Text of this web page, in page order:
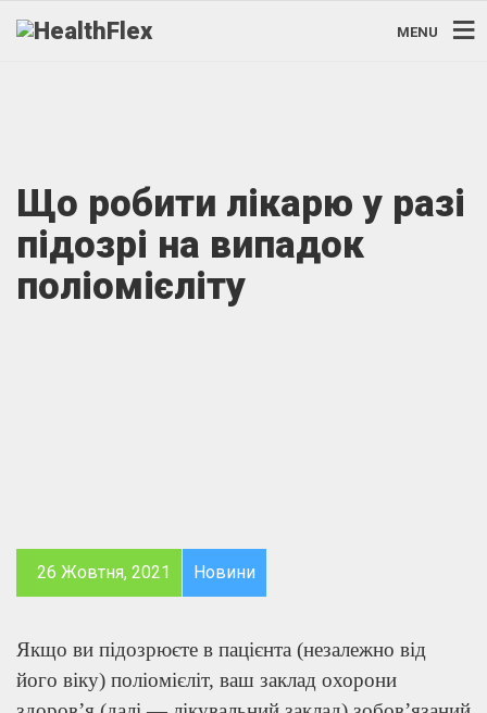
MENU
Що робити лікарю у разі
підозрі на випадок
поліомієліту
26 Жовтня, 2021 Новини
Якщо ви підозрюєте в пацієнта (незалежно від
його віку) поліомієліт, ваш заклад охорони